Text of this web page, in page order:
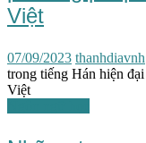
Việt
07/09/2023 thanhdiavnh
trong tiếng Hán hiện
Việt